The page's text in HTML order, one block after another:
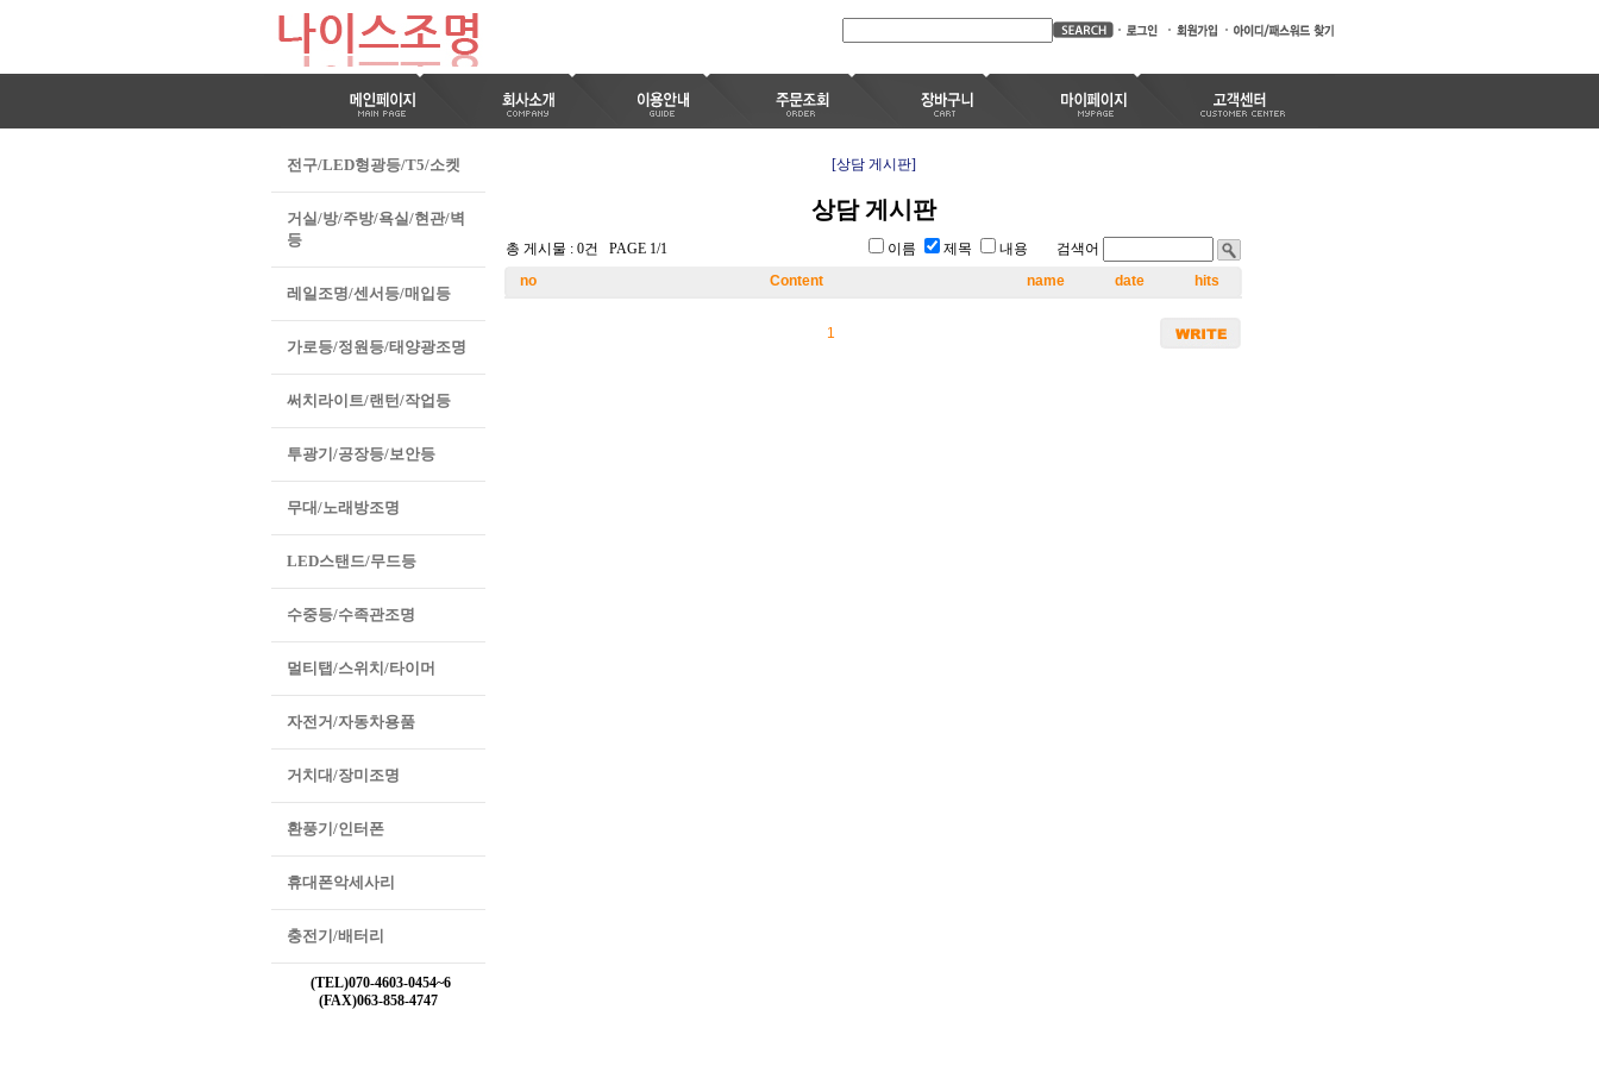
전구/LED형광등/T5/소켓
거실/방/주방/욕실/현관/벽
등
레일조명/센서등/매입등
가로등/정원등/태양광조명
써치라이트/랜턴/작업등
투광기/공장등/보안등
무대/노래방조명
LED스탠드/무드등
수중등/수족관조명
멀티탭/스위치/타이머
자전거/자동차용품
거치대/장미조명
환풍기/인터폰
휴대폰악세사리
충전기/배터리
(TEL)070-4603-0454~6
(FAX)063-858-4747
[상담 게시판]
상담 게시판
총 게시물 : 0건 PAGE 1/1 이름 제목
내용 검색어
no
Content name date hits
1